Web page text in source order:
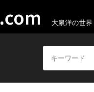
大泉洋の世界